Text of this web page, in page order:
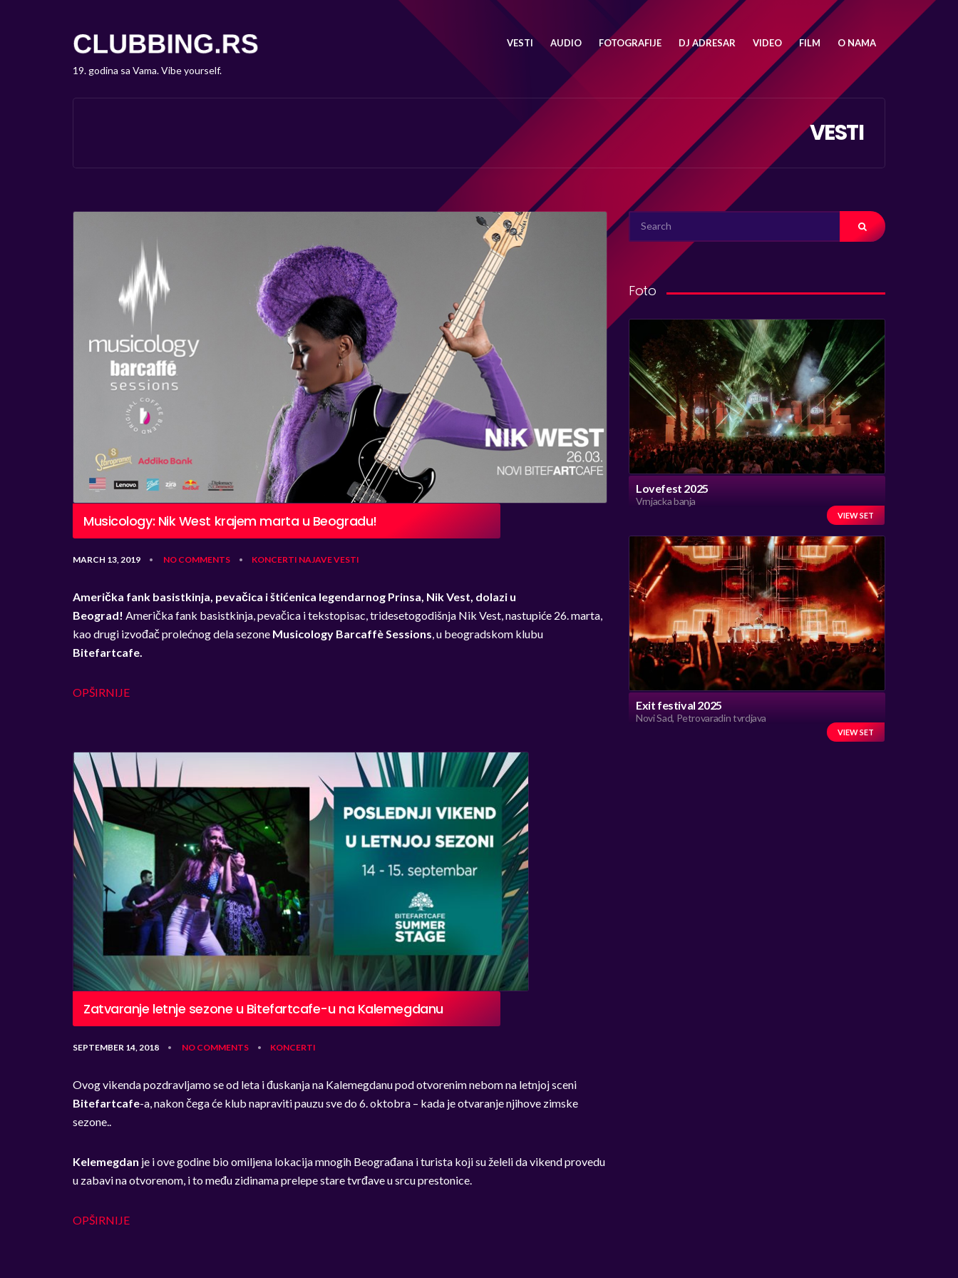
19. godina sa Vama. Vibe yourself.
VESTI AUDIO FOTOGRAFIJE DJ ADRESAR VIDEO FILM O NAMA
VESTI
Musicology: Nik West krajem marta u Beogradu!
MARCH 13, 2019 • NO COMMENTS • KONCERTI NAJAVEVESTI
Američka fank basistkinja, pevačica i štićenica legendarnog Prinsa, Nik Vest, dolazi u
Beograd! Američka fank basistkinja, pevačica i tekstopisac, tridesetogodišnja Nik Vest, nastupiće 26. marta,
kao drugi izvođač prolećnog dela sezone Musicology BarcaffèSessions, u beogradskom klubu
Bitefartcafe.
OPŠIRNIJE
Zatvaranje letnje sezone u Bitefartcafe-u na Kalemegdanu
SEPTEMBER 14, 2018 • NO COMMENTS • KONCERTI
Ovog vikenda pozdravljamo se od leta i đuskanja na Kalemegdanu pod otvorenim nebom na letnjoj sceni
Bitefartcafe-a, nakon čega će klub napraviti pauzu sve do 6. oktobra – kada je otvaranje njihove zimske
sezone..
Kelemegdan je i ove godine bio omiljena lokacija mnogih Beograđana i turista koji su želeli da vikend provedu
u zabavi na otvorenom, i to među zidinama prelepe stare tvrđave u srcu prestonice.
OPŠIRNIJE
SEARCH
FOR:
Foto
Lovefest 2025
Vrnjacka banja
VIEW SET
Exit festival 2025
Novi Sad, Petrovaradin tvrdjava
VIEW SET